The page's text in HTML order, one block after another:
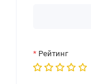
Рейтинг